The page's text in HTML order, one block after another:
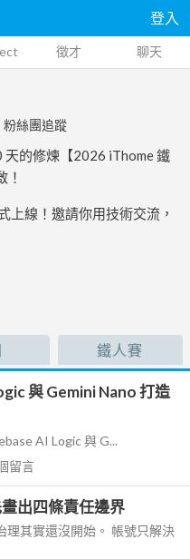
登入
徵才 聊天
絲團追蹤
的修煉【2026 iThome 鐵
！
線！邀請你用技術交流，
鐵人賽
與 Gemini Nano 打造
AI Logic 與 G...
留言
出四條責任邊界
理其實還沒開始。 帳號只解決